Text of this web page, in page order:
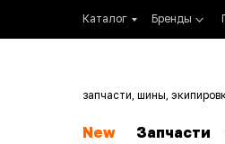
Каталог Бренды
Запчасти
New
запчасти, шины,